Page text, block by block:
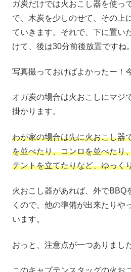
ガ炭だけでは火おこし器を使っ
で、木炭を少しのせて、その上
ていきます。それで、下に置い
けて、後は30分前後放置ですね。
写真撮っておけばよかったー！
オガ炭の場合は火おこしにマジ
掛かります。
わが家の場合は先に火おこし器
を並べたり、コンロを並べたり
テントを立てたりなど、ゆっく
火おこし器があれば、外でBBQ
くので、他の準備が出来たりや
います。
おっと、注意点が一つありました
このキャプテンスタッグの火お